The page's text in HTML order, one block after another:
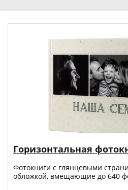
Горизонтальная
Фотокниги с глянцевыми
обложкой, вмещающие до 640